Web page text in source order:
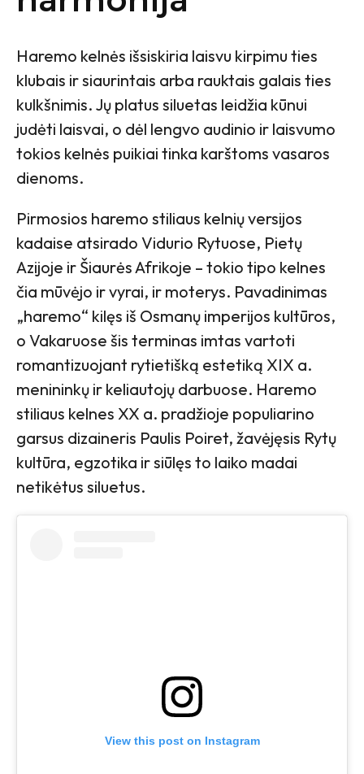
Haremo kelnės išsiskiria laisvu kirpimu ties
klubais ir siaurintais arba rauktais galais ties
kulkšnimis. Jų platus siluetas leidžia kūnui
judėti laisvai, o dėl lengvo audinio ir laisvumo
tokios kelnės puikiai tinka karštoms vasaros
dienoms.
Pirmosios haremo stiliaus kelnių versijos
kadaise atsirado Vidurio Rytuose, Pietų
Azijoje ir Šiaurės Afrikoje – tokio tipo kelnes
čia mūvėjo ir vyrai, ir moterys. Pavadinimas
„haremo“ kilęs iš Osmanų imperijos kultūros,
o Vakaruose šis terminas imtas vartoti
romantizuojant rytietišką estetiką XIX a.
menininkų ir keliautojų darbuose. Haremo
stiliaus kelnes XX a. pradžioje populiarino
garsus dizaineris Paulis Poiret, žavėjęsis Rytų
kultūra, egzotika ir siūlęs to laiko madai
netikėtus siluetus.
View this post on Instagram